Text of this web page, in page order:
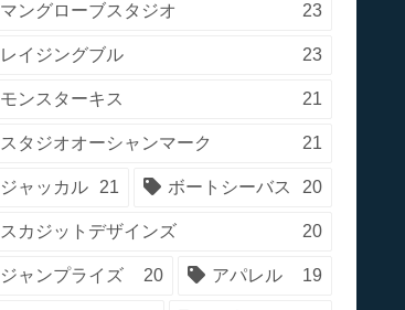
マングローブスタジオ 23
レイジングブル 23
モンスターキス 21
スタジオオーシャンマーク 21
ジャッカル 21 ボートシーバス 20
スカジットデザインズ 20
ジャンプライズ 20 アパレル 19